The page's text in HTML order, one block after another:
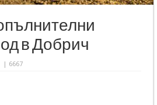
в Добрич
| 6667